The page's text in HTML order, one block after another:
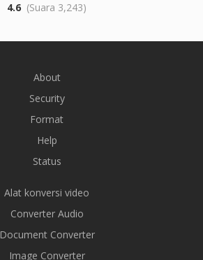
4.6 (Suara 3,243)
About
Security
Format
Help
Status
Alat konversi video
Converter Audio
Document Converter
Image Converter